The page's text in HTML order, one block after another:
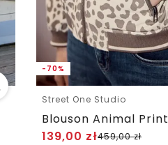
-70%
Street One Studio
Blouson Animal Print
139,00 zł459,00zł